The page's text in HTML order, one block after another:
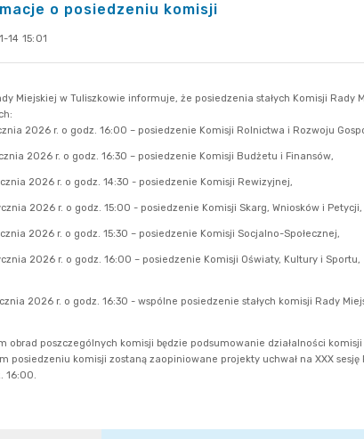
o posiedzeniu komisji
14 15:01